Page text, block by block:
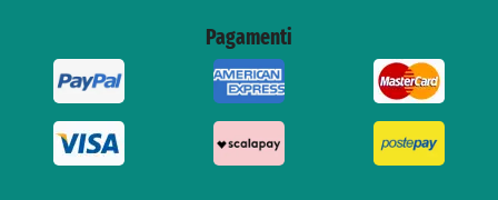
Pagamenti